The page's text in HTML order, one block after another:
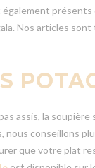
Nos articles
assis, la
conseillons
que votre plat